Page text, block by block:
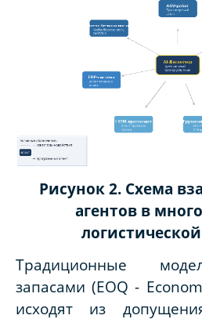
Рисунок 2. Схема
агентов в
Традиционные
запасами (EOQ -
исходят из